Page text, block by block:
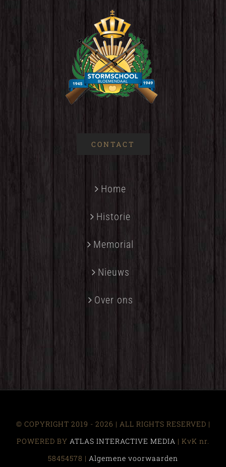
CONTACT
Home
Historie
Memorial
Nieuws
Over ons
© COPYRIGHT 2019 - 2026 | ALL RIGHTS RESERVED |
POWERED BY ATLAS INTERACTIVE MEDIA | KvK nr.
58454578 | Algemene voorwaarden